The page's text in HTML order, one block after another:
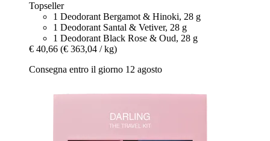
Topseller
1 Deodorant Bergamot & Hinoki, 28 g
1 Deodorant Santal & Vetiver, 28 g
1 Deodorant Black Rose & Oud, 28 g
€ 40,66 (€ 363,04 / kg)
Consegna entro il giorno 12 agosto